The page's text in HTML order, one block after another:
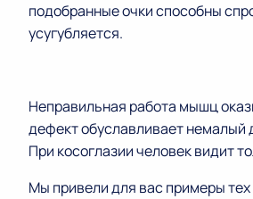
подобранные очки способны
усугубляется.
Неправильная работа мышц
дефект обуславливает немалый
При косоглазии человек видит
Мы привели для вас примеры